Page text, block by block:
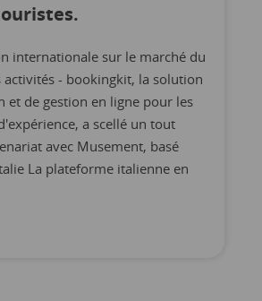
internationale sur le marché du
activités - bookingkit, la solution
et de gestion en ligne pour les
a scellé un tout
avec Musement, basé
La plateforme italienne en